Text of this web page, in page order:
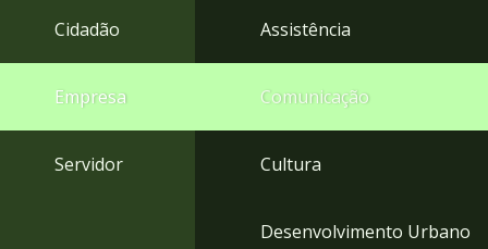
Cidadão
Empresa
Servidor
Assistência
Comunicação
Cultura
Desenvolvimento Urbano